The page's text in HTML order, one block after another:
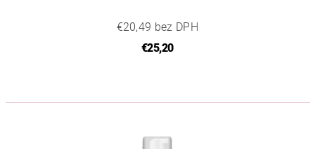
€20,49 bez DPH
€25,20